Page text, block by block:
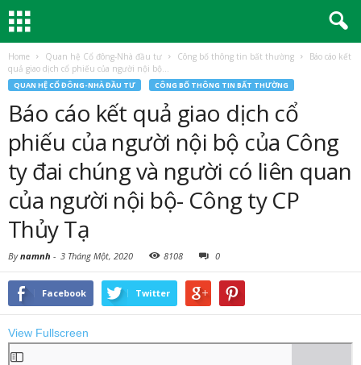
Home Quan hệ Cổ đông-Nhà đầu tư Công bố thông tin bất thường
Báo cáo kết
quả giao dịch cổ phiếu của người nội bộ...
QUAN HỆ CỔ ĐÔNG-NHÀ ĐẦU TƯ CÔNG BỐ THÔNG TIN BẤT THƯỜNG
Báo cáo kết quả giao dịch cổ
phiếu của người nội bộ của Công
ty đai chúng và người có liên quan
của người nội bộ- Công ty CP
Thủy Tạ
Bynamnh - 3 Tháng Một, 2020 8108 0
Facebook Twitter
View Fullscreen